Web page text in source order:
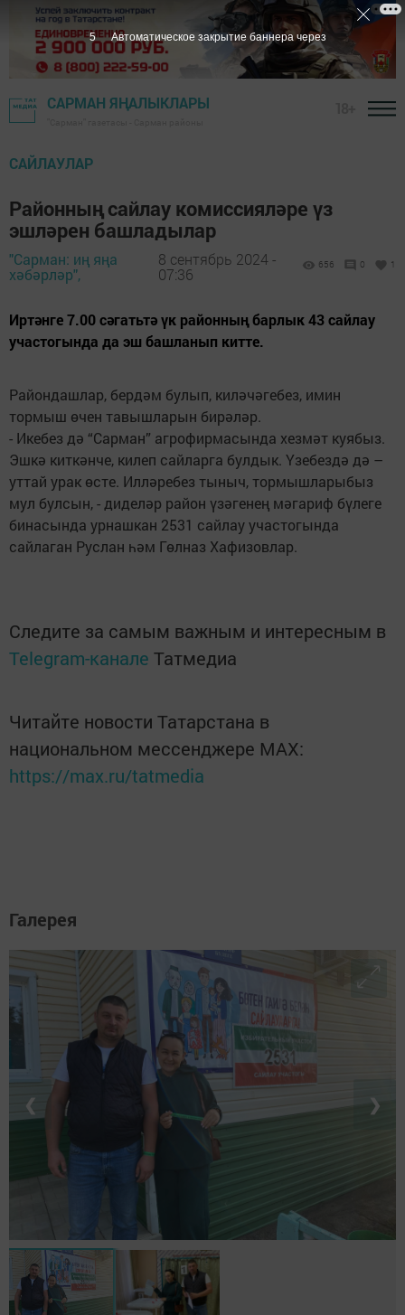
САРМАН ЯҢАЛЫКЛАРЫ
САЙЛАУЛАР
Районның сайлау комиссияләре үз
эшләрен башладылар
"Сарман: иң яңа
хәбәрләр",
8 сентябрь 2024 -
07:36
656 0 1
Иртәнге 7.00 сәгатьтә үк районның барлык 43 сайлау
участогында да эш башланып китте.
Райондашлар, бердәм булып, киләчәгебез, имин
тормыш өчен тавышларын бирәләр.
- Икебез дә “Сарман” агрофирмасында хезмәт куябыз.
Эшкә киткәнче, килеп сайларга булдык. Үзебездә дә –
уттай урак өсте. Илләребез тыныч, тормышларыбыз
мул булсын, - диделәр район үзәгенең мәгариф бүлеге
бинасында урнашкан 2531 сайлау участогында
сайлаган Руслан һәм Гөлназ Хафизовлар.
Следите за самым важным и интересным в
Telegram-канале Татмедиа
Читайте новости Татарстана в
национальном мессенджере MАХ:
https://max.ru/tatmedia
Галерея
❮ ❯
4 Автоматическое закрытие баннера через